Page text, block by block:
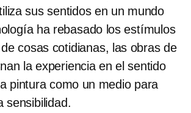
sus sentidos en un mundo
ha rebasado los estímulos
cosas cotidianas, las obras de
la experiencia en el sentido
pintura como un medio para
sensibilidad.